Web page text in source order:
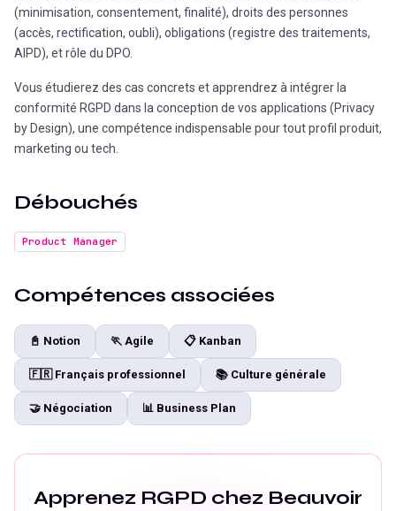
(minimisation, consentement, finalité), droits des personnes
(accès, rectification, oubli), obligations (registre des traitements,
AIPD), et rôle du DPO.
Vous étudierez des cas concrets et apprendrez à intégrer la
conformité RGPD dans la conception de vos applications (Privacy
by Design), une compétence indispensable pour tout profil produit,
marketing ou tech.
Débouchés
Product Manager
Compétences associées
📓 Notion 🏃 Agile 📋 Kanban
🇫🇷 Français professionnel 📚 Culture générale
🤝 Négociation 📊 Business Plan
Apprenez RGPD chez Beauvoir